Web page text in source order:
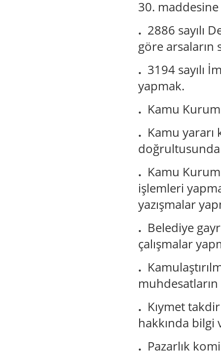
30.
. 2886 sayılı
göre arsaların
. 3194 sayılı
yapmak.
. Kamu
. Kamu
. Kamu
işlemleri
yazışmalar
. Belediye
çalışmalar
.
. Kıymet
hakkında bilgi
. Pazarlık